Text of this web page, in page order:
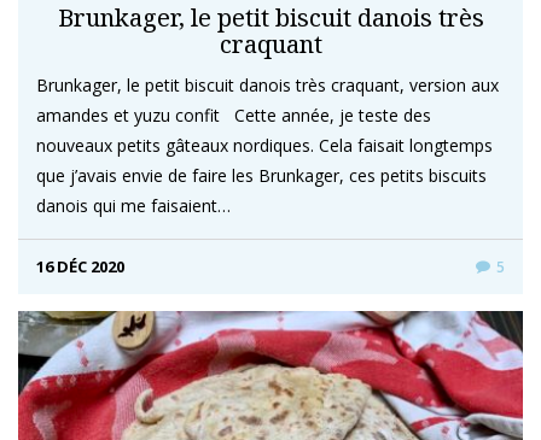
Brunkager, le petit biscuit danois très
craquant
Brunkager, le petit biscuit danois très craquant, version aux
amandes et yuzu confit Cette année, je teste des
nouveaux petits gâteaux nordiques. Cela faisait longtemps
que j’avais envie de faire les Brunkager, ces petits biscuits
danois qui me faisaient…
16 DÉC 2020 5